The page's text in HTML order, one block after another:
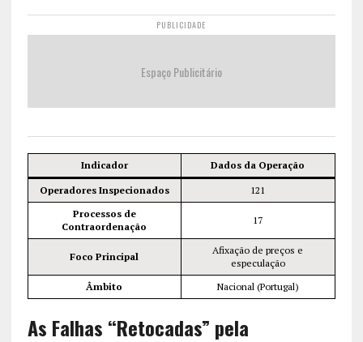
PUBLICIDADE
Espaço Publicitário
Indicador Dados da Operação
Operadores Inspecionados
121
Processos de
Contraordenação
17
Foco Principal
Afixação de preços e
especulação
Âmbito
Nacional (Portugal)
As Falhas “Retocadas” pela